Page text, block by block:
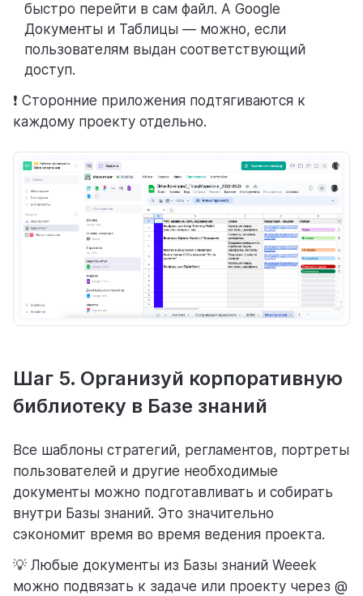
быстро перейти в сам файл. А Google
Документы и Таблицы — можно, если
пользователям выдан соответствующий
доступ.
❗ Сторонние приложения подтягиваются к
каждому проекту отдельно.
Шаг 5. Организуй корпоративную
библиотеку в Базе знаний
Все шаблоны стратегий, регламентов, портреты
пользователей и другие необходимые
документы можно подготавливать и собирать
внутри Базы знаний. Это значительно
сэкономит время во время ведения проекта.
💡 Любые документы из Базы знаний Weeek
можно подвязать к задаче или проекту через @